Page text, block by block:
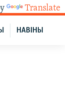
Translate
НАВІНЫ